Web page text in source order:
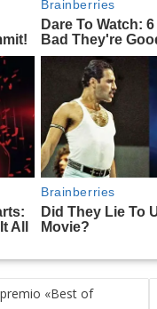
«Best of